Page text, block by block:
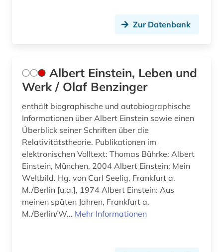
gebrauchsmusteranmeldung (2)
geisteswissenschaften (6)
general knowledge (1)
general topics for engineers (1)
generative ki (1)
genetik (1)
Zur Datenbank
Albert Einstein, Leben und
Werk / Olaf Benzinger
enthält biographische und autobiographische
Informationen über Albert Einstein sowie einen
Überblick seiner Schriften über die
Relativitätstheorie. Publikationen im
elektronischen Volltext: Thomas Bührke: Albert
Einstein, München, 2004 Albert Einstein: Mein
Weltbild. Hg. von Carl Seelig, Frankfurt a.
M./Berlin [u.a.], 1974 Albert Einstein: Aus
meinen späten Jahren, Frankfurt a.
M./Berlin/W... Mehr Informationen